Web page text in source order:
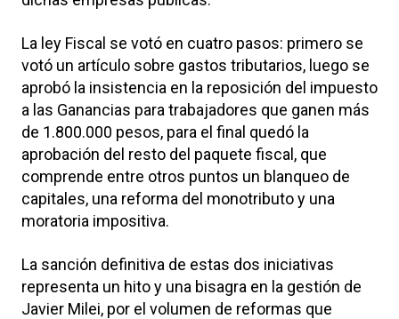
La ley Fiscal se votó en cuatro pasos: primero se
votó un artículo sobre gastos tributarios, luego se
aprobó la insistencia en la reposición del impuesto
a las Ganancias para trabajadores que ganen más
de 1.800.000 pesos, para el final quedó la
aprobación del resto del paquete fiscal, que
comprende entre otros puntos un blanqueo de
capitales, una reforma del monotributo y una
moratoria impositiva.
La sanción definitiva de estas dos iniciativas
representa un hito y una bisagra en la gestión de
Javier Milei, por el volumen de reformas que